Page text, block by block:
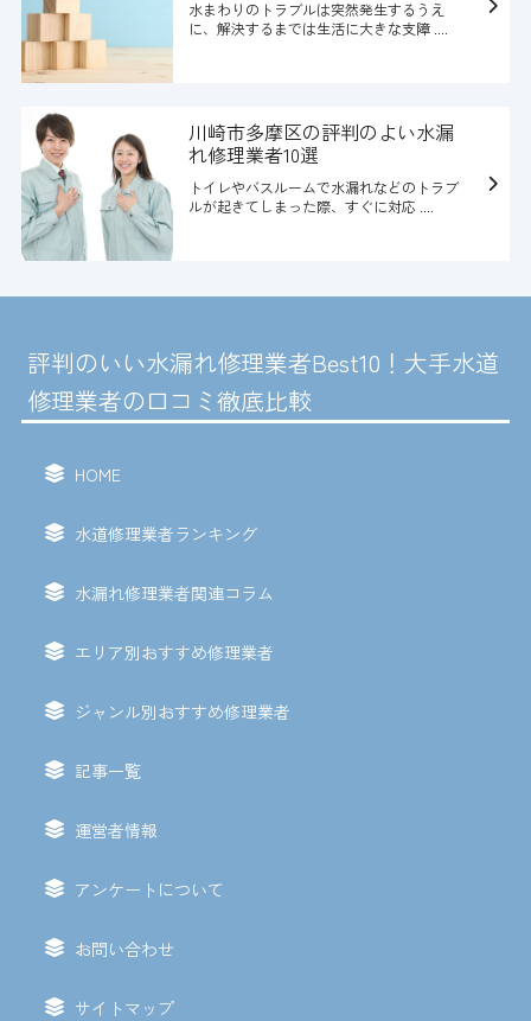
水まわりのトラブルは突然発生するうえ
に、解決するまでは生活に大きな支障 ....
川崎市多摩区の評判のよい水漏
れ修理業者10選
トイレやバスルームで水漏れなどのトラブ
ルが起きてしまった際、すぐに対応 ....
評判のいい水漏れ修理業者Best10！大手水道
修理業者の口コミ徹底比較
HOME
水道修理業者ランキング
水漏れ修理業者関連コラム
エリア別おすすめ修理業者
ジャンル別おすすめ修理業者
記事一覧
運営者情報
アンケートについて
お問い合わせ
サイトマップ